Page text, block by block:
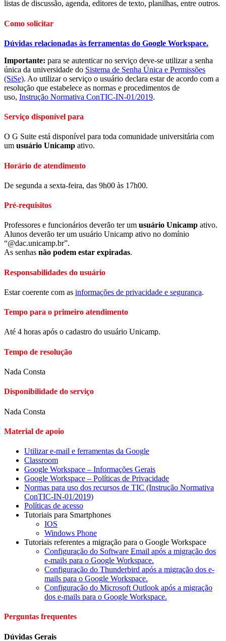
listas de discussão, agenda, editores de texto, planilhas, entre outros.
Como solicitar
Dúvidas relacionadas às ferramentas do Google Workspace.
Importante: para se autenticar no serviço deve-se utilizar a senha
única da universidade do Sistema de Senha Única e Permissões
(SiSe). Ao utilizar o serviço o usuário declara estar de acordo com a
resolução que estabelece as normas e procedimentos de
uso, Instrução Normativa ConTIC-IN-01/2019.
Serviço disponível para
O G Suite está disponível para toda comunidade universitária com
um usuário Unicamp ativo.
Horário de atendimento
De segunda a sexta-feira, das 9h00 às 17h00.
Pré-requisitos
Professores e funcionários deverão ter um usuário Unicamp ativo.
Alunos deverão ter um usuário Unicamp ativo no domínio
“@dac.unicamp.br”.
As senhas não podem estar expiradas.
Responsabilidades do usuário
Estar coerente com as informações de privacidade e segurança.
Tempo para o primeiro atendimento
Até 4 horas após o cadastro do usuário Unicamp.
Tempo de resolução
Nada Consta
Disponibilidade do serviço
Nada Consta
Material de apoio
Utilizar e-mail e ferramentas da Google
Classroom
Google Workspace – Informações Gerais
Google Workspace – Políticas de Privacidade
Normas para uso dos recursos de TIC (Instrução Normativa
ConTIC-IN-01/2019)
Políticas de acesso
Tutoriais para Smartphones
IOS
Windows Phone
Tutoriais referentes a migração para o Google Workspace
Configuração do Software Email após a migração dos
e-mails para o Google Workspace.
Configuração do Thunderbird após a migração dos e-
mails para o Google Workspace.
Configuração do Microsoft Outlook após a migração
dos e-mails para o Google Workspace.
Perguntas frequentes
Dúvidas Gerais